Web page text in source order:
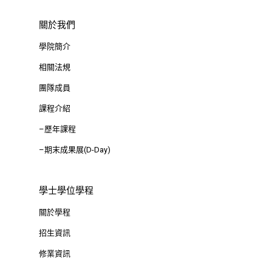
關於我們
學院簡介
相關法規
團隊成員
課程介紹
–歷年課程
–期末成果展(D-Day)
學士學位學程
關於學程
招生資訊
修業資訊